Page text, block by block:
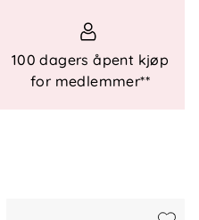
100 dagers åpent kjøp
for medlemmer**